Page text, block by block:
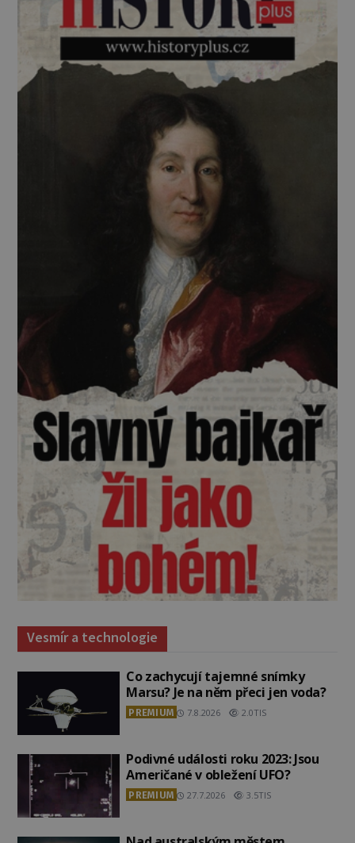
Vesmír a technologie
Co zachycují tajemné snímky
Marsu? Je na něm přeci jen voda?
PREMIUM 7.8.2026 2.0TIS
Podivné události roku 2023: Jsou
Američané v obležení UFO?
PREMIUM 27.7.2026 3.5TIS